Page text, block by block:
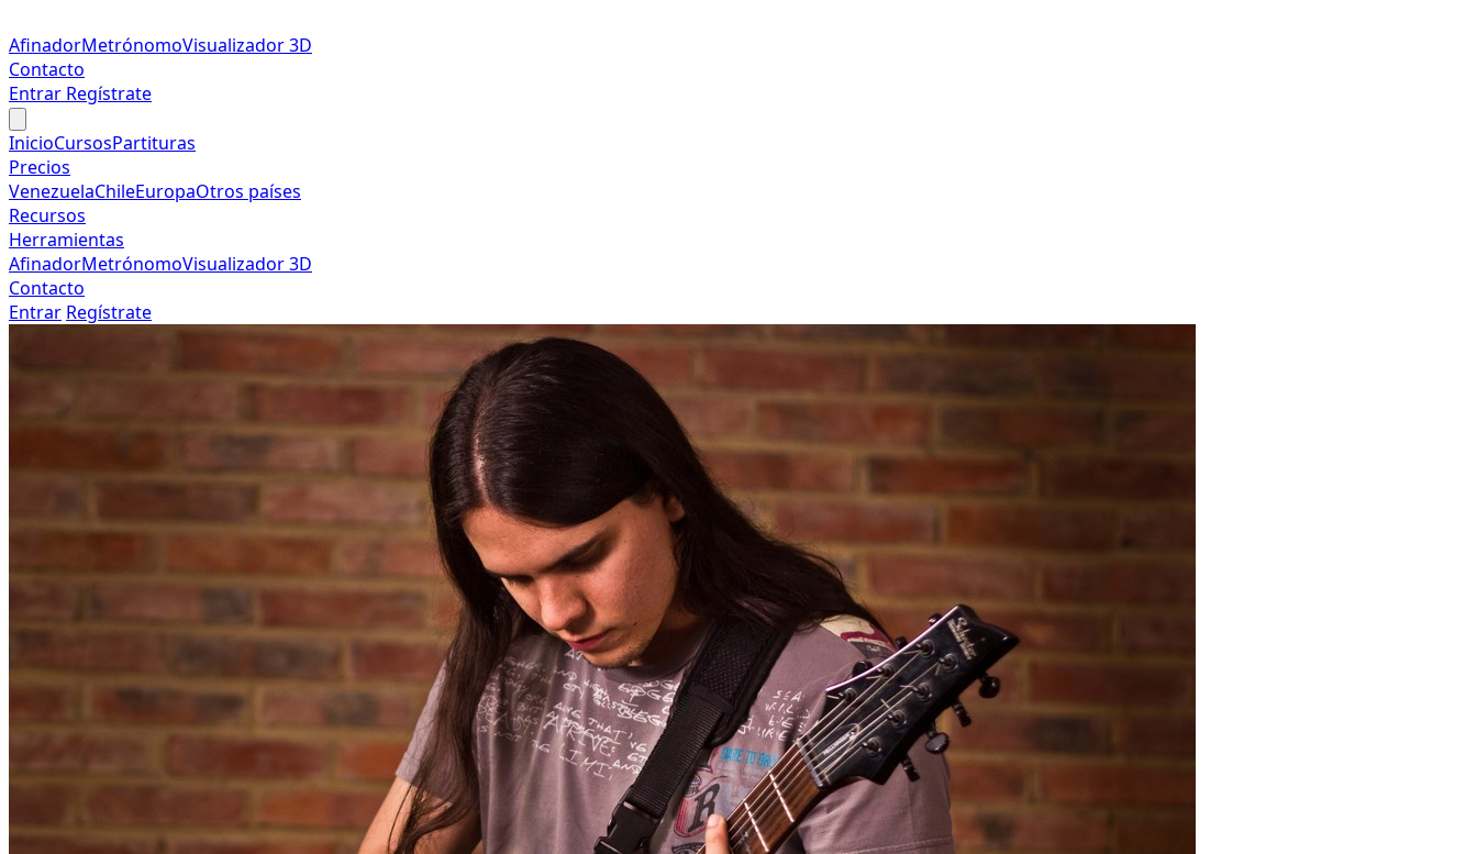
AfinadorMetrónomoVisualizador 3D
Contacto
Entrar Regístrate
InicioCursosPartituras
Precios
VenezuelaChileEuropaOtros países
Recursos
Herramientas
AfinadorMetrónomoVisualizador 3D
Contacto
Entrar Regístrate